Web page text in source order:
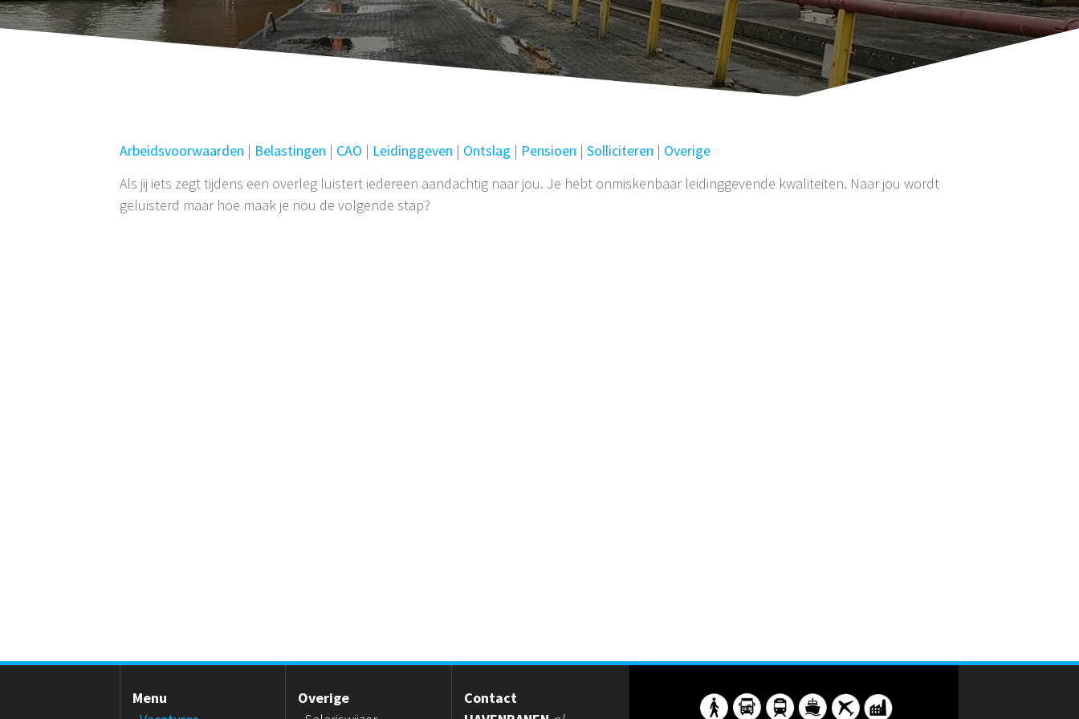
Arbeidsvoorwaarden | Belastingen | CAO | Leidinggeven | Ontslag | Pensioen |Solliciteren | Overige
Als jij iets zegt tijdens een overleg luistert iedereen aandachtig naar jou. Je hebt onmiskenbaar leidinggevende kwaliteiten. Naar jou wordt
geluisterd maar hoe maak je nou de volgende stap?
Menu
Overige
Contact